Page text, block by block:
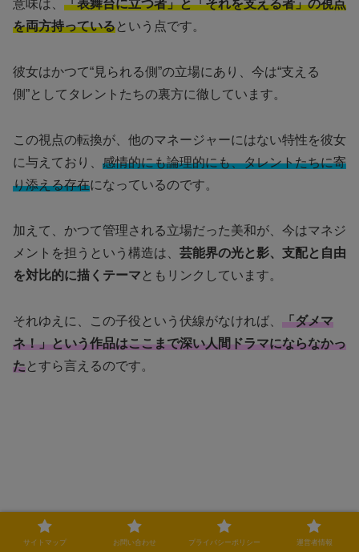
意味は、 「表舞台に立つ者」と「それを支える者」の視点
を両方持っているという点です。
彼女はかつて“見られる側”の立場にあり、今は“支える
側”としてタレントたちの裏方に徹しています。
この視点の転換が、他のマネージャーにはない特性を彼女
に与えており、 感情的にも論理的にも、タレントたちに寄
り添える存在になっているのです。
加えて、かつて管理される立場だった美和が、今はマネジ
メントを担うという構造は、 芸能界の光と影、支配と自由
を対比的に描くテーマ ともリンクしています。
それゆえに、この子役という伏線がなければ、 「ダメマ
ネ！」という作品はここまで深い人間ドラマにならなかっ
たとすら言えるのです。
サイトマップ お問い合わせ プライバシーポリシー 運営者情報